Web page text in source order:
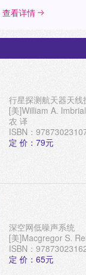
查看详情
行星探测航天器天线
[美]William A. Imbriale 主编 李海涛
农 译
ISBN：
定 价：79元
深空网低噪声系统
[美]Macgregor S.
ISBN：
定 价：65元